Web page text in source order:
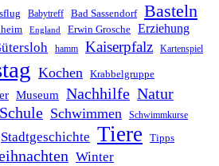
Babytreff Bad Sassendorf Basteln
England Erwin Grosche Erziehung
hamm Kaiserpfalz Kartenspiel
Kochen Krabbelgruppe
Museum Nachhilfe Natur
Schule Schwimmen Schwimmkurse
Stadtgeschichte Tiere Tipps
Winter